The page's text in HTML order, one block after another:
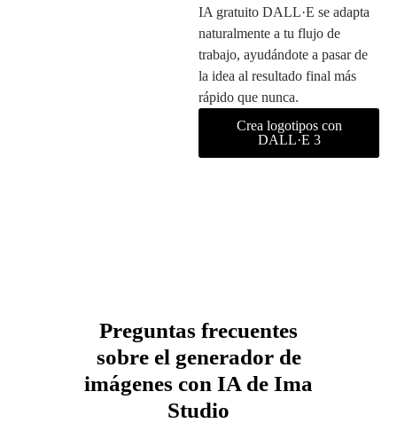
IA gratuito DALL·E se adapta
naturalmente a tu flujo de
trabajo, ayudándote a pasar de
la idea al resultado final más
rápido que nunca.
Crea logotipos con
DALL·E 3
Preguntas frecuentes
sobre el generador de
imágenes con IA de Ima
Studio